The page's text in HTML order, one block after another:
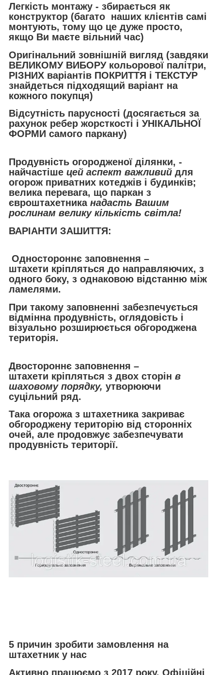
Легкість монтажу - збирається як
конструктор (багато наших клієнтів самі
монтують, тому що це дуже просто,
якщо Ви маєте вільний час)
Оригінальний зовнішній вигляд (завдяки
ВЕЛИКОМУ ВИБОРУ кольорової палітри,
РІЗНИХ варіантів ПОКРИТТЯ і ТЕКСТУР
знайдеться підходящий варіант на
кожного покупця)
Відсутність парусності (досягається за
рахунок ребер жорсткості і УНІКАЛЬНОЇ
ФОРМИ самого паркану)
Продувність огородженої ділянки, -
найчастіше цей аспект важливий для
огорож приватних котеджів і будинків;
велика перевага, що паркан з
євроштахетника надасть Вашим
рослинам велику кількість світла!
ВАРІАНТИ ЗАШИТТЯ:
Одностороннє заповнення –
штахети кріпляться до направляючих, з
одного боку, з однаковою відстанню між
ламелями.
При такому заповненні забезпечується
відмінна продувність, оглядовість і
візуально розширюється обгороджена
територія.
Двостороннє заповнення –
штахети кріпляться з двох сторін в
шаховому порядку, утворюючи
суцільний ряд.
Така огорожа з штахетника закриває
обгороджену територію від сторонніх
очей, але продовжує забезпечувати
продувність території.
5 причин зробити замовлення на
штахетник у нас
Активно працюємо з 2017 року. Офіційні